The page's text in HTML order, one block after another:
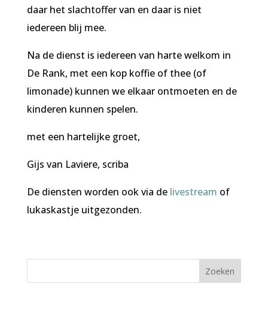
daar het slachtoffer van en daar is niet
iedereen blij mee.
Na de dienst is iedereen van harte welkom in
De Rank, met een kop koffie of thee (of
limonade) kunnen we elkaar ontmoeten en de
kinderen kunnen spelen.
met een hartelijke groet,
Gijs van Laviere, scriba
De diensten worden ook via de livestream of
lukaskastje uitgezonden.